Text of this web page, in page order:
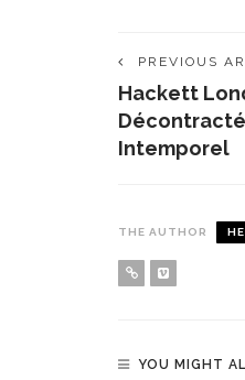
PREVIOUS
Hackett
Intemporel
THE AUTHOR
YOU MIGHT